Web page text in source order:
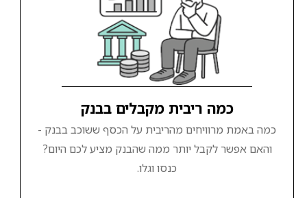
כמה ריבית מקבלים בבנק
כמה באמת מרוויחים מהריבית על הכסף ששוכב בבנק -
והאם אפשר לקבל יותר ממה שהבנק מציע לכם היום?
כנסו וגלו.